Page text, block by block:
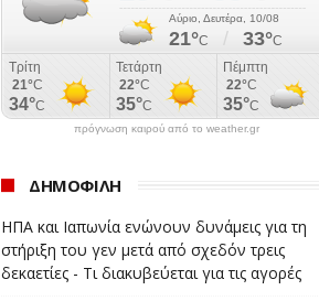
πρόγνωση καιρού από το weather.gr
ΔΗΜΟΦΙΛΗ
ΗΠΑ και Ιαπωνία ενώνουν δυνάμεις για τη
στήριξη του γεν μετά από σχεδόν τρεις
δεκαετίες - Τι διακυβεύεται για τις αγορές